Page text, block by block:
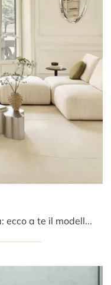
Salotti e divani ad angolo Saba: ecco a te il modello Metis in tessuto per completare la zona giorno.